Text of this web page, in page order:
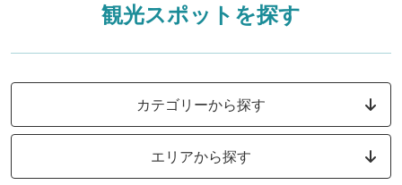
観光スポットを探す
カテゴリーから探す
エリアから探す